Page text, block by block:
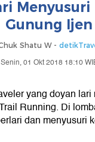
Gunung Ijen
Shatu W -
Senin, 01 Okt 2018 18:10
yang doyan lari
Running. Di
dan menyusuri